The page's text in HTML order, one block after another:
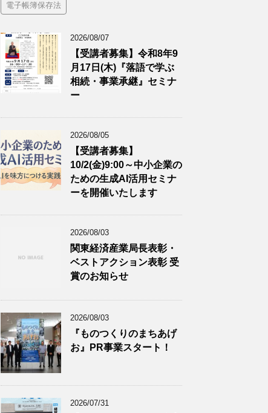
電子帳簿保存法
2026/08/07
【受講者募集】令和8年9
月17日(木)『落語で学ぶ
相続・事業承継』セミナ
ー
2026/08/05
【受講者募集】
10/2(金)9:00～中小企業の
ための生成AI活用セミナ
ーを開催いたします
2026/08/03
関東経済産業局長表彰・
ベストアクション表彰 受
賞のお知らせ
2026/08/03
『ものつくりのまちあげ
お』PR事業スタート！
2026/07/31